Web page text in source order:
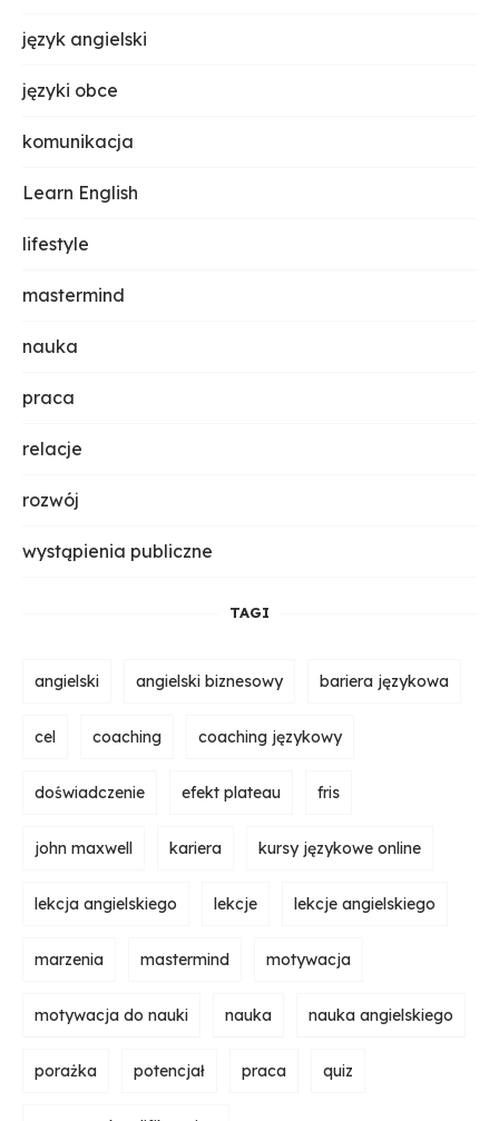
język angielski
języki obce
komunikacja
Learn English
lifestyle
mastermind
nauka
praca
relacje
rozwój
wystąpienia publiczne
TAGI
angielski angielski biznesowy bariera językowa
cel coaching coaching językowy
doświadczenie efekt plateau fris
john maxwell kariera kursy językowe online
lekcja angielskiego lekcje lekcje angielskiego
marzenia mastermind motywacja
motywacja do nauki nauka nauka angielskiego
porażka potencjał praca quiz